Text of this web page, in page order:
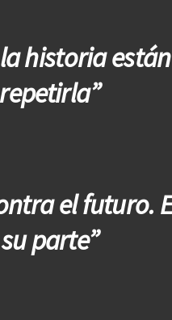
historia
repetirla”
el futuro.
su parte”